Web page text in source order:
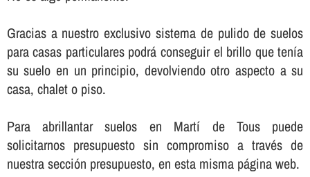
Gracias a nuestro exclusivo sistema de pulido de suelos
para casas particulares podrá conseguir el brillo que tení­a
su suelo en un principio, devolviendo otro aspecto a su
casa, chalet o piso.
Para abrillantar suelos en Martí de Tous puede
solicitarnos presupuesto sin compromiso a través de
nuestra sección presupuesto, en esta misma página web.